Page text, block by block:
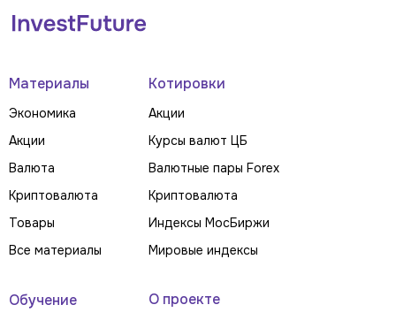
Материалы
Экономика
Акции
Валюта
Криптовалюта
Товары
Все материалы
Котировки
Акции
Курсы валют ЦБ
Валютные пары Forex
Криптовалюта
Индексы МосБиржи
Мировые индексы
Обучение О проекте